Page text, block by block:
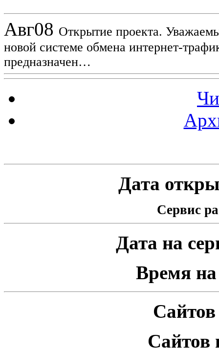
Авг08 Открытие проекта.
новой системе обмена интернет-
предназначен…
Дата
Сервис
Дата на
Время на
Сайтов